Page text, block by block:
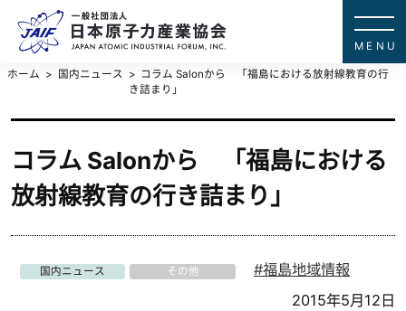
ホーム 国内ニュース
コラム Salonから 「福島における放射線教育の行
き詰まり」
コラム Salonから 「福島における
放射線教育の行き詰まり」
国内ニュース その他
福島地域情報
2015年5月12日